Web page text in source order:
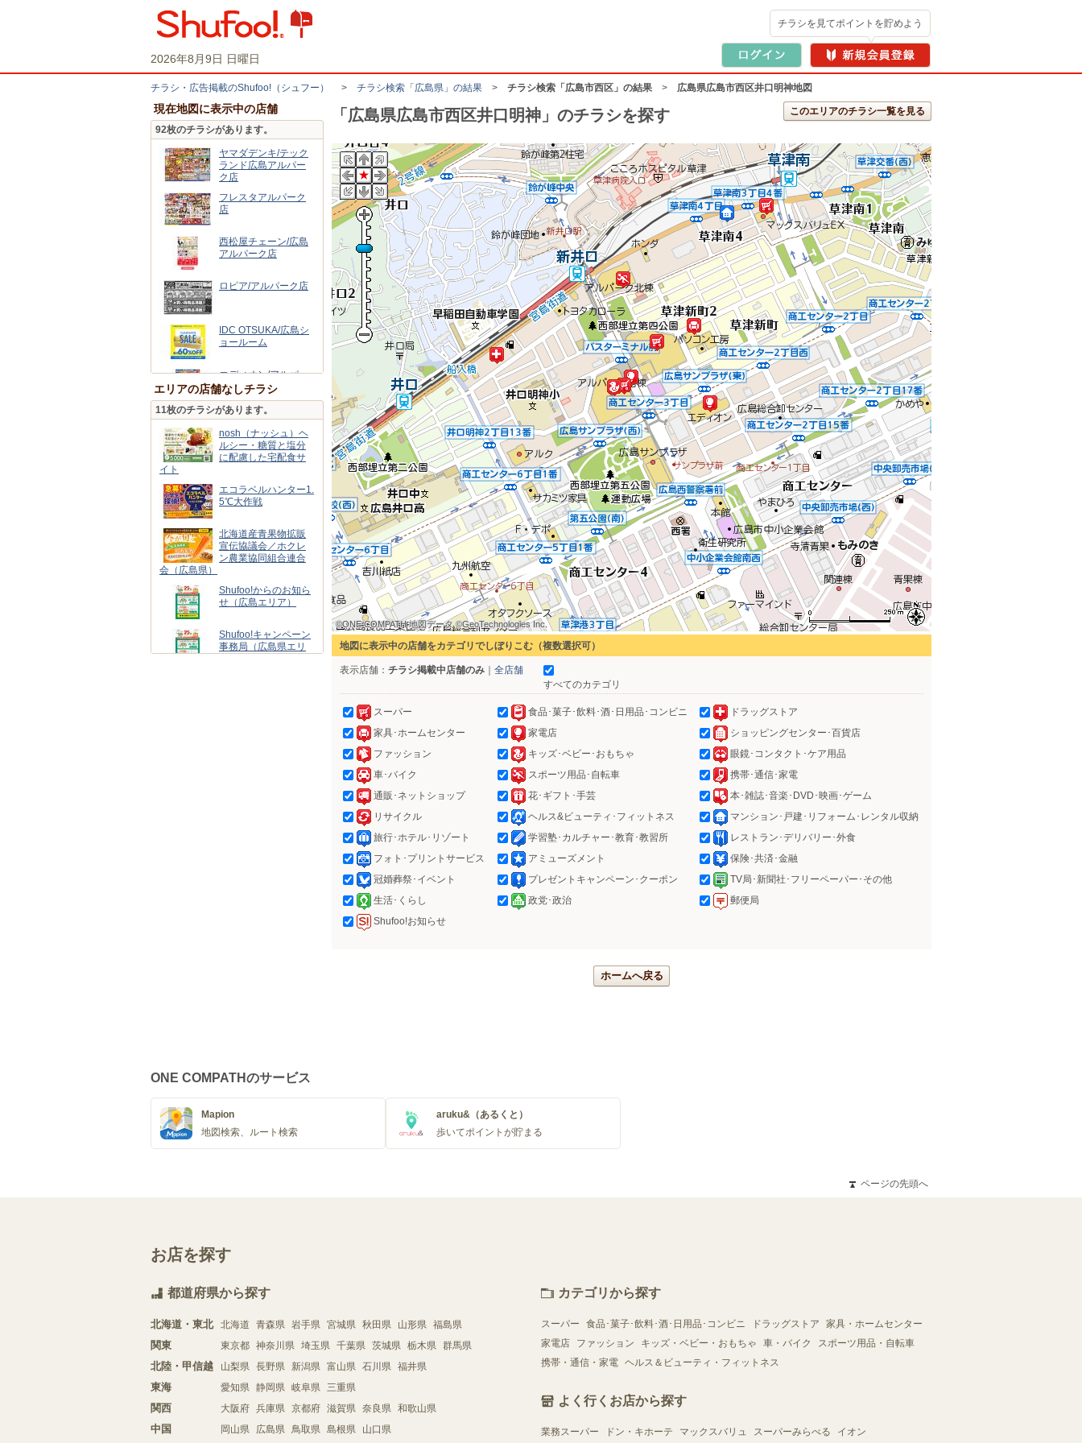
2026年8月9日 日曜日
チラシを見てポイントを貯めよう
チラシ・​広告掲載の​Shufoo!​（シュフー） > チラシ検索「広島県」の結果 > チラシ検索「広島市西区」の結果 > 広島県広島市西区井口明神地図
「広島県広島市西区井口明神」のチラシを探す このエリアのチラシ一覧を見る
©ONE COMPATH 地図データ ©GeoTechnologies Inc.
©ONE COMPATH 地図データ ©GeoTechnologies Inc.
©ONE COMPATH 地図データ ©GeoTechnologies Inc.
©ONE COMPATH 地図データ ©GeoTechnologies Inc.
©ONE COMPATH 地図データ ©GeoTechnologies Inc.
©ONE COMPATH 地図データ ©GeoTechnologies Inc.
©ONE COMPATH 地図データ ©GeoTechnologies Inc.
©ONE COMPATH 地図データ ©GeoTechnologies Inc.
©ONE COMPATH 地図データ ©GeoTechnologies Inc.
地図に表示中の店舗をカテゴリでしぼりこむ（複数選択可）
表示店舗： チラシ掲載中店舗のみ
全店舗
すべてのカテゴリ
スーパー 食品･菓子･飲料･酒･日用品･コンビニ
ドラッグストア
家具･ホームセンター
家電店
ショッピングセンター･百貨店
ファッション
キッズ･ベビー･おもちゃ
眼鏡･コンタクト･ケア用品
車･バイク
スポーツ用品･自転車
携帯･通信･家電
通販･ネットショップ
花･ギフト･手芸
本･雑誌･音楽･DVD･映画･ゲーム
リサイクル
ヘルス&ビューティ･フィットネス
マンション･戸建･リフォーム･レンタル収納
旅行･ホテル･リゾート
学習塾･カルチャー･教育･教習所
レストラン･デリバリー･外食
フォト･プリントサービス
アミューズメント
保険･共済･金融
冠婚葬祭･イベント
プレゼントキャンペーン･クーポン
TV局･新聞社･フリーペーパー･その他
生活･くらし
政党･政治
郵便局
Shufoo!お知らせ
ホームへ戻る
現在地図に表示中の店舗
92枚のチラシがあります。
ヤマダデンキ/テック
ランド広島アルパー
ク店
フレスタアルパーク
店
西松屋チェーン/広島
アルパーク店
ロピア/アルパーク店
IDC OTSUKA/広島シ
ョールーム
エディオン/アルパー
ク南店
スーパースポーツゼ
ビオ/広島アルパーク
店
ウォンツ 井口明神店
タマホーム/広島支店
マックスバリュエク
スプレス草津南店
エリアの店舗なしチラシ
11枚のチラシがあります。
nosh（ナッシュ）ヘ
ルシー・糖質と塩分
に配慮した宅配食サ
イト
エコラベルハンター1.
5℃大作戦
北海道産青果物拡販
宣伝協議会／ホクレ
ン農業協同組合連合
会（広島県）
Shufoo!からのお知ら
せ（広島エリア）
Shufoo!キャンペーン
事務局（広島県エリ
ONE COMPATHのサービス
Mapion
地図検索、ルート検索
aruku&（あるくと）
歩いてポイントが貯まる
ページの先頭へ
お店を探す
都道府県から探す
北海道・東北 北海道 青森県 岩手県 宮城県 秋田県 山形県 福島県
関東 東京都 神奈川県 埼玉県 千葉県 茨城県 栃木県 群馬県
北陸・甲信越 山梨県 長野県 新潟県 富山県 石川県 福井県
東海 愛知県 静岡県 岐阜県 三重県
関西 大阪府 兵庫県 京都府 滋賀県 奈良県 和歌山県
中国 岡山県 広島県 鳥取県 島根県 山口県
カテゴリから探す
スーパー 食品･菓子･飲料･酒･日用品･コンビニ ドラッグストア
家具・ホームセンター
家電店
ファッション キッズ・ベビー・おもちゃ 車・バイク
スポーツ用品・自転車
携帯・通信・家電 ヘルス＆ビューティ・フィットネス
よく行くお店から探す
業務スーパー ドン・キホーテ マックスバリュ スーパーみらべる イオン